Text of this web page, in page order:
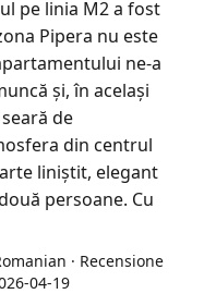
pe linia M2 a fost
Pipera nu este
ne-a
și, în același
de
din centrul
liniștit, elegant
persoane. Cu
· Recensione
04-19